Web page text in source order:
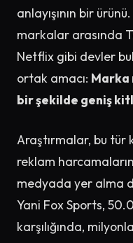
anlayışının bir
markalar arasında
Netflix gibi devler
ortak amacı: Marka
bir şekilde geniş
Araştırmalar, bu tür
reklam
medyada yer alma
Yani Fox Sports,
karşılığında,